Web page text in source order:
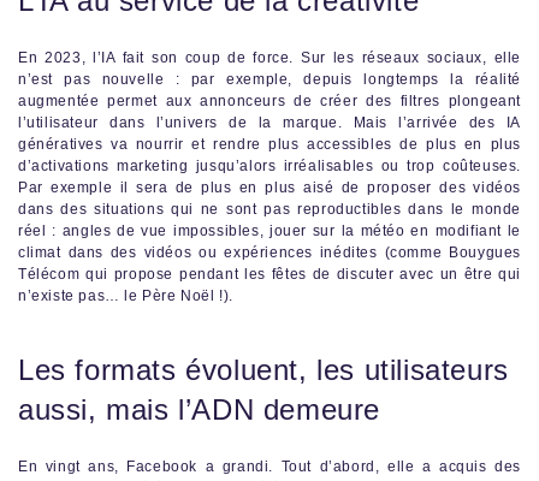
En 2023, l’IA fait son coup de force. Sur les réseaux sociaux, elle
n’est pas nouvelle : par exemple, depuis longtemps la réalité
augmentée permet aux annonceurs de créer des filtres plongeant
l’utilisateur dans l’univers de la marque. Mais l’arrivée des IA
génératives va nourrir et rendre plus accessibles de plus en plus
d’activations marketing jusqu’alors irréalisables ou trop coûteuses.
Par exemple il sera de plus en plus aisé de proposer des vidéos
dans des situations qui ne sont pas reproductibles dans le monde
réel : angles de vue impossibles, jouer sur la météo en modifiant le
climat dans des vidéos ou expériences inédites (comme Bouygues
Télécom qui propose pendant les fêtes de discuter avec un être qui
n’existe pas… le Père Noël !).
Les formats évoluent, les utilisateurs
aussi, mais l’ADN demeure
En vingt ans, Facebook a grandi. Tout d’abord, elle a acquis des